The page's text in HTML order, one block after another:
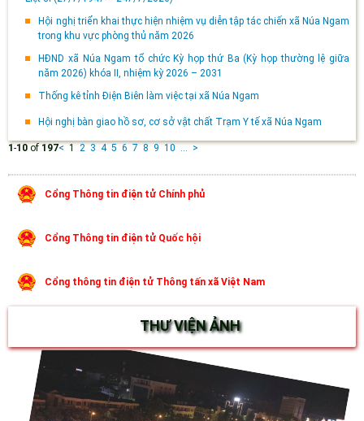
Hội nghị triển khai thực hiện nhiệm vụ diễn tập tác chiến xã Núa Ngam
trong khu vực phòng thủ năm 2026
HĐND xã Núa Ngam tổ chức Kỳ họp thứ Ba (Kỳ họp thường lệ giữa
năm 2026) khóa II, nhiệm kỳ 2026 – 2031
Thống kê tỉnh Điện Biên làm việc tại xã Núa Ngam
Hội nghị bàn giao hồ sơ, cơ sở vật chất Trạm Y tế xã Núa Ngam
1 -10 of 197< 1 2 3 4 5 6 7 8 9 10 ... >
Cổng Thông tin điện tử Chính phủ
Cổng Thông tin điện tử Quốc hội
Cổng thông tin điện tử Thông tấn xã Việt Nam
THƯ VIỆN ẢNH